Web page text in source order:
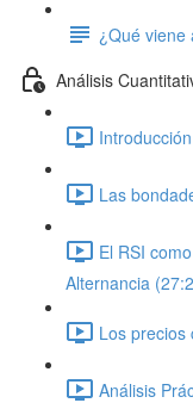
¿Qué viene
Análisis
Las
El RSI
Alternancia
Los precios
Análisis